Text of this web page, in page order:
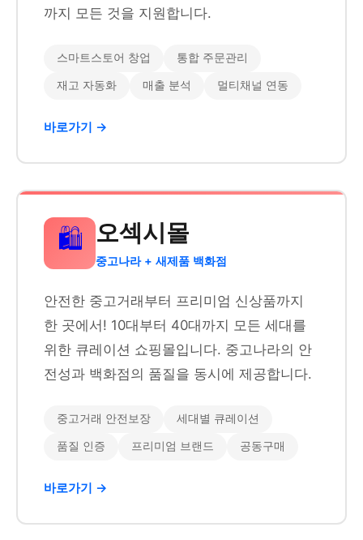
까지 모든 것을 지원합니다.
스마트스토어 창업 통합 주문관리
재고 자동화 매출 분석 멀티채널 연동
바로가기 →
🛍️ 오섹시몰
중고나라 + 새제품 백화점
안전한 중고거래부터 프리미엄 신상품까지
한 곳에서! 10대부터 40대까지 모든 세대를
위한 큐레이션 쇼핑몰입니다. 중고나라의 안
전성과 백화점의 품질을 동시에 제공합니다.
중고거래 안전보장 세대별 큐레이션
품질 인증 프리미엄 브랜드 공동구매
바로가기 →